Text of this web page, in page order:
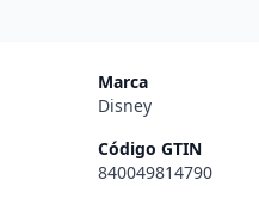
Marca
Disney
Código GTIN
840049814790